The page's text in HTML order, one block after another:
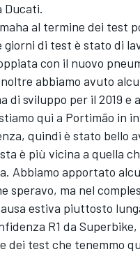
Ducati.
al termine dei test
giorni di test è stato di
con il nuovo
abbiamo avuto
di sviluppo per il 2019 e
qui a Portimão in
quindi è stato bello
è più vicina a quella
Abbiamo apportato
speravo, ma nel
estiva piuttosto
R1 da
dei test che tenemmo